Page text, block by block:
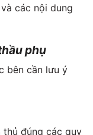
các nội dung
phụ
bên cần lưu ý
đúng các quy